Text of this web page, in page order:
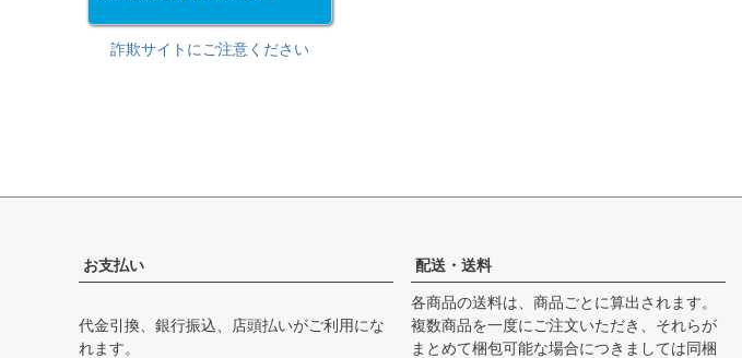
詐欺サイトにご注意ください
お支払い
代金引換、銀行振込、店頭払いがご利用にな
れます。
配送・送料
各商品の送料は、商品ごとに算出されます。
複数商品を一度にご注文いただき、それらが
まとめて梱包可能な場合につきましては同梱